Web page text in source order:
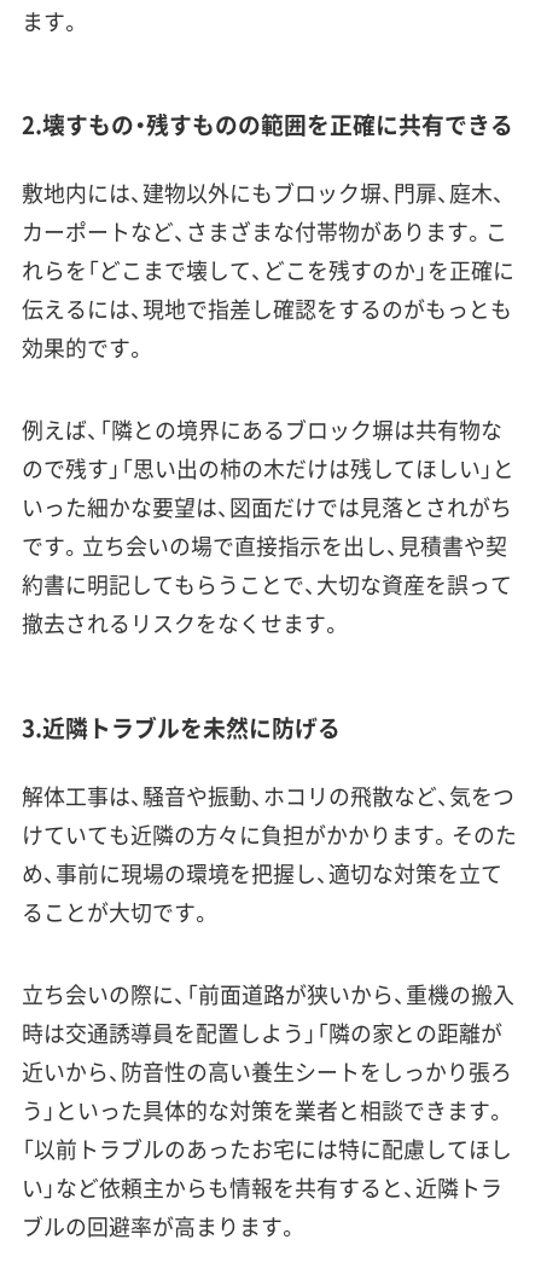
ます。
2.壊すもの・残すものの範囲を正確に共有できる
敷地内には、建物以外にもブロック塀、門扉、庭木、
カーポートなど、さまざまな付帯物があります。こ
れらを「どこまで壊して、どこを残すのか」を正確に
伝えるには、現地で指差し確認をするのがもっとも
効果的です。
例えば、「隣との境界にあるブロック塀は共有物な
ので残す」「思い出の柿の木だけは残してほしい」と
いった細かな要望は、図面だけでは見落とされがち
です。立ち会いの場で直接指示を出し、見積書や契
約書に明記してもらうことで、大切な資産を誤って
撤去されるリスクをなくせます。
3.近隣トラブルを未然に防げる
解体工事は、騒音や振動、ホコリの飛散など、気をつ
けていても近隣の方々に負担がかかります。そのた
め、事前に現場の環境を把握し、適切な対策を立て
ることが大切です。
立ち会いの際に、「前面道路が狭いから、重機の搬入
時は交通誘導員を配置しよう」「隣の家との距離が
近いから、防音性の高い養生シートをしっかり張ろ
う」といった具体的な対策を業者と相談できます。
「以前トラブルのあったお宅には特に配慮してほし
い」など依頼主からも情報を共有すると、近隣トラ
ブルの回避率が高まります。